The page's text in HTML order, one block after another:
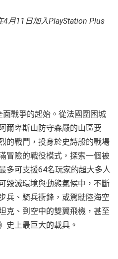
4月11 日加入PlayStation Plus
戰爭的起始。從法國圍困城
爾卑斯山防守森嚴的山區要
的戰鬥，投身於史詩般的戰場
冒險的戰役模式，探索一個被
多可支援64名玩家的超大多人
毀滅環境與動態氣候中，不斷
兵、騎兵衝鋒，或駕駛陸海空
克、到空中的雙翼飛機，甚至
史上最巨大的載具。